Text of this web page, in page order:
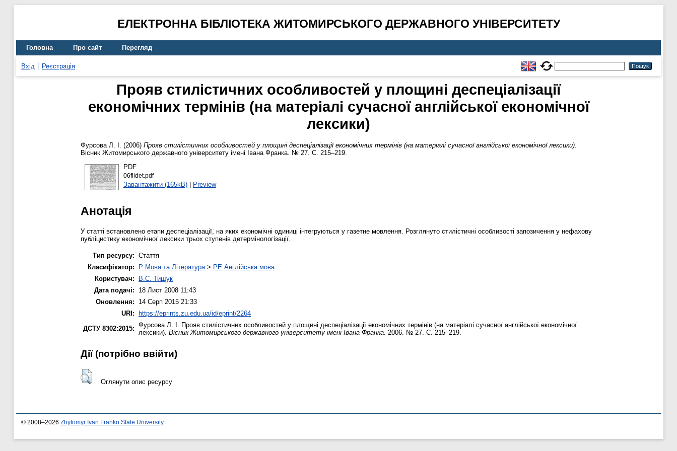
ЕЛЕКТРОННА БІБЛІОТЕКА ЖИТОМИРСЬКОГО ДЕРЖАВНОГО УНІВЕРСИТЕТУ
Головна Про сайт Перегляд
Вхід Реєстрація
Прояв стилістичних особливостей у площині деспеціалізації
економічних термінів (на матеріалі сучасної англійської економічної
лексики)
Фурсова Л. І. (2006) Прояв стилістичних особливостей у площині деспеціалізації економічних термінів (на матеріалі сучасної англійської економічної лексики).
Вісник Житомирського державного університету імені Івана Франка. № 27. С. 215–219.
PDF
06flidet.pdf
Завантажити (165kB)| Preview
Анотація
У статті встановлено етапи деспеціалізації, на яких економічні одиниці інтегруються у газетне мовлення. Розглянуто стилістичні особливості запозичення у нефахову
публіцистику економічної лексики трьох ступенів детермінологізації.
Тип ресурсу: Стаття
Класифікатор:
P Мова та Література > PE Англійська мова
Користувач:
В.С. Тищук
Дата подачі:
18 Лист 2008 11:43
Оновлення:
14 Серп 2015 21:33
URI: https://eprints.zu.edu.ua/id/eprint/2264
ДСТУ 8302:2015: Фурсова Л. І.
Прояв стилістичних особливостей у площині деспеціалізації економічних термінів (на матеріалі сучасної англійської економічної
лексики). Вісник Житомирського державного університету імені Івана Франка . 2006. № 27. С. 215–219.
Дії ​​(потрібно ввійти)
Оглянути опис ресурсу
© 2008–2026 Zhytomyr Ivan Franko State University